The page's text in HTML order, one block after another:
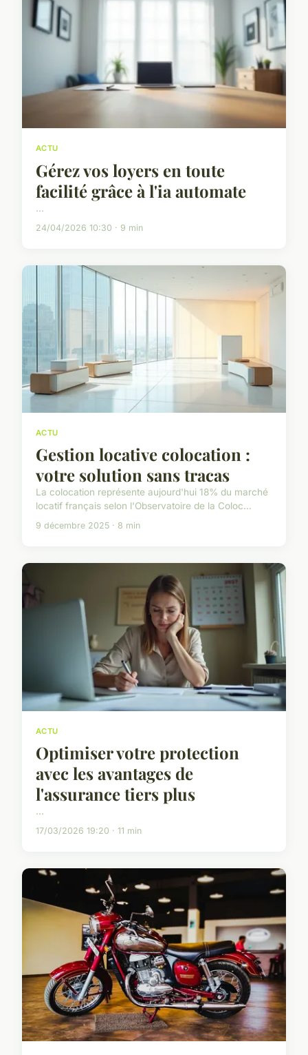
ACTU
Gérez vos loyers en toute
facilité grâce à l'ia automate
...
24/04/2026 10:30 · 9 min
ACTU
Gestion locative colocation :
votre solution sans tracas
La colocation représente aujourd'hui 18% du marché
locatif français selon l'Observatoire de la Coloc...
9 décembre 2025 · 8 min
ACTU
Optimiser votre protection
avec les avantages de
l'assurance tiers plus
...
17/03/2026 19:20 · 11 min